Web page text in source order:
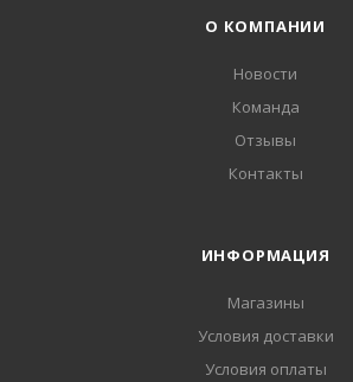
О КОМПАНИИ
Новости
Команда
Отзывы
Контакты
ИНФОРМАЦИЯ
Магазины
Условия доставки
Условия оплаты